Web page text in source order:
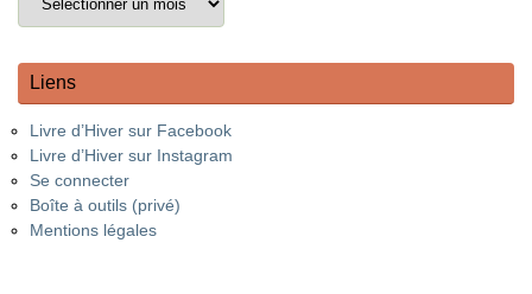
Liens
Livre d’Hiver sur Facebook
Livre d’Hiver sur Instagram
Se connecter
Boîte à outils (privé)
Mentions légales